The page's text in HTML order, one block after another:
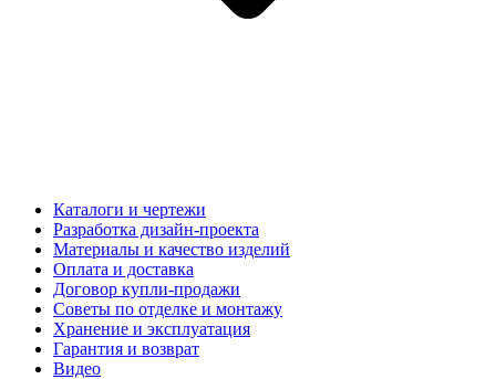
Каталоги и чертежи
Разработка дизайн-проекта
Материалы и качество изделий
Оплата и доставка
Договор купли-продажи
Советы по отделке и монтажу
Хранение и эксплуатация
Гарантия и возврат
Видео